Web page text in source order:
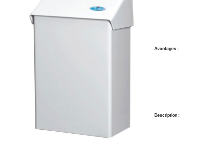
Avantages :
Description :